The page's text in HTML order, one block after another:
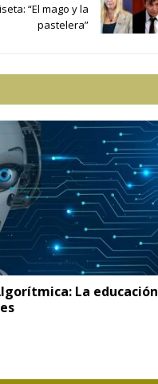
“El mago y la
pastelera”
La educación